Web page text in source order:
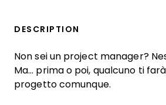
DESCRIPTION
Non sei un project manager?
Ma… prima o poi, qualcuno ti
progetto comunque.